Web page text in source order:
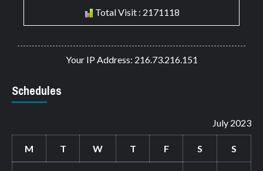
Total Visit : 2171118
Your IP Address: 216.73.216.151
Schedules
July 2023
M T W T F S S